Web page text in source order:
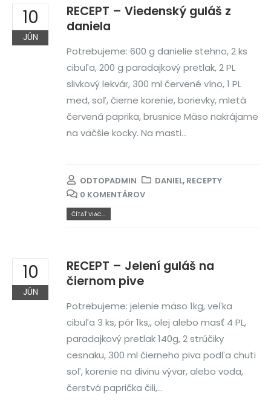
10
JÚN
RECEPT – Viedenský guláš z
daniela
Potrebujeme: 600 g danielie stehno, 2 ks
cibuľa, 200 g paradajkový pretlak, 2 PL
slivkový lekvár, 300 ml červené víno, 1 PL
med, soľ, čierne korenie, borievky, mletá
červená paprika, brusnice Mäso nakrájame
na väčšie kocky. Na masti...
ODTOPADMIN DANIEL, RECEPTY
0 KOMENTÁROV
ČÍTAŤ VIAC...
10
JÚN
RECEPT – Jelení guláš na
čiernom pive
Potrebujeme: jelenie mäso 1kg, veľka
cibuľa 3 ks, pór 1ks,, olej alebo masť 4 PL,
paradajkový pretlak 140g, 2 strúčiky
cesnaku, 300 ml čierneho piva podľa chuti
soľ, korenie na divinu vývar, alebo voda,
čerstvá paprička čili,...